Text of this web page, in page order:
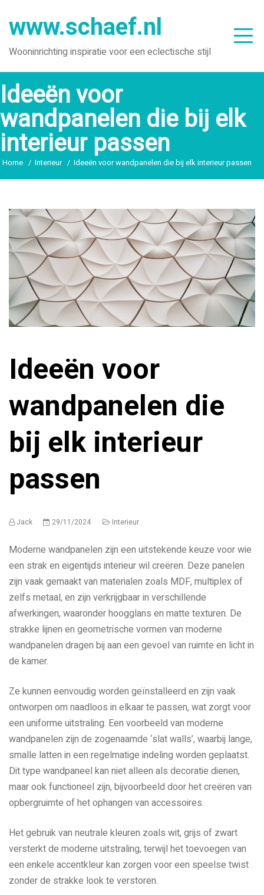
naar
inhoud
www.schaef.nl
Wooninrichting inspiratie voor een eclectische stijl
Ideeën voor
wandpanelen die bij elk
interieur passen
Home Interieur Ideeën voor wandpanelen die bij elk interieur passen
Ideeën voor
wandpanelen die
bij elk interieur
passen
Jack 29/11/2024 Interieur
Moderne wandpanelen zijn een uitstekende keuze voor wie
een strak en eigentijds interieur wil creëren. Deze panelen
zijn vaak gemaakt van materialen zoals MDF, multiplex of
zelfs metaal, en zijn verkrijgbaar in verschillende
afwerkingen, waaronder hoogglans en matte texturen. De
strakke lijnen en geometrische vormen van moderne
wandpanelen dragen bij aan een gevoel van ruimte en licht in
de kamer.
Ze kunnen eenvoudig worden geïnstalleerd en zijn vaak
ontworpen om naadloos in elkaar te passen, wat zorgt voor
een uniforme uitstraling. Een voorbeeld van moderne
wandpanelen zijn de zogenaamde ‘slat walls’, waarbij lange,
smalle latten in een regelmatige indeling worden geplaatst.
Dit type wandpaneel kan niet alleen als decoratie dienen,
maar ook functioneel zijn, bijvoorbeeld door het creëren van
opbergruimte of het ophangen van accessoires.
Het gebruik van neutrale kleuren zoals wit, grijs of zwart
versterkt de moderne uitstraling, terwijl het toevoegen van
een enkele accentkleur kan zorgen voor een speelse twist
zonder de strakke look te verstoren.